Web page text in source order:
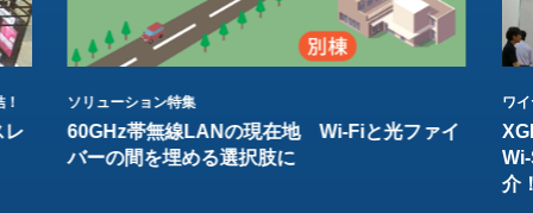
レ
ソリューション特集
60GHz帯無線LANの現在地 Wi-Fiと光ファイ
バーの間を埋める選択肢に
ワ
介